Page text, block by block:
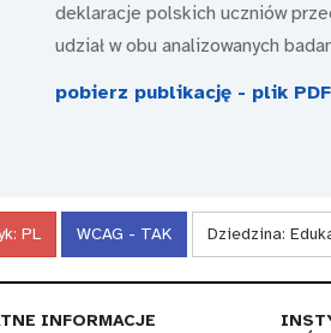
deklaracje polskich uczniów
udział w obu analizowanych
pobierz publikację - plik PDF
PL WCAG - TAK Dziedzina:
INFORMACJE